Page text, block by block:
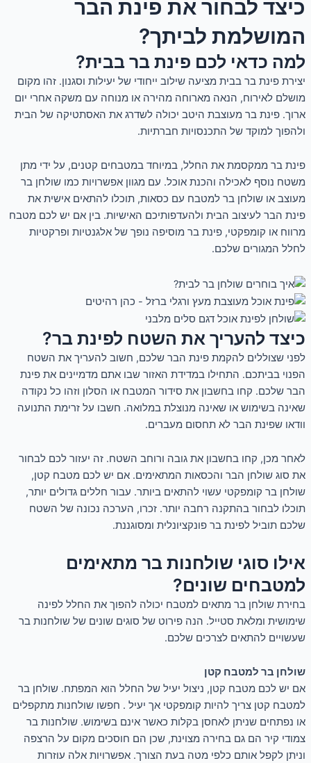
כיצד לבחור את פינת הבר
המושלמת לביתך?
למה כדאי לכם פינת בר בבית?
יצירת פינת בר בבית מציעה שילוב ייחודי של יעילות וסגנון. זהו מקום
מושלם לאירוח, הנאה מארוחה מהירה או מנוחה עם משקה אחרי יום
ארוך. פינת בר מעוצבת היטב יכולה לשדרג את האסתטיקה של הבית
ולהפוך למוקד של התכנסויות חברתיות.
פינת בר ממקסמת את החלל, במיוחד במטבחים קטנים, על ידי מתן
משטח נוסף לאכילה והכנת אוכל. עם מגוון אפשרויות כמו שולחן בר
מעוצב או שולחן בר למטבח עם כסאות, תוכלו להתאים אישית את
פינת הבר לעיצוב הבית ולהעדפותיכם האישיות. בין אם יש לכם מטבח
מרווח או קומפקטי, פינת בר מוסיפה נופך של אלגנטיות ופרקטיות
לחלל המגורים שלכם.
כיצד להעריך את השטח לפינת בר?
לפני שצוללים להקמת פינת הבר שלכם, חשוב להעריך את השטח
הפנוי בביתכם. התחילו במדידת האזור שבו אתם מדמיינים את פינת
הבר שלכם. קחו בחשבון את סידור המטבח או הסלון וזהו כל נקודה
שאינה בשימוש או שאינה מנוצלת במלואה. חשבו על זרימת התנועה
וודאו שפינת הבר לא תחסום מעברים.
לאחר מכן, קחו בחשבון את גובה ורוחב השטח. זה יעזור לכם לבחור
את סוג שולחן הבר והכסאות המתאימים. אם יש לכם מטבח קטן,
שולחן בר קומפקטי עשוי להתאים ביותר. עבור חללים גדולים יותר,
תוכלו לבחור בהתקנה רחבה יותר. זכרו, הערכה נכונה של השטח
שלכם תוביל לפינת בר פונקציונלית ומסוגננת.
אילו סוגי שולחנות בר מתאימים
למטבחים שונים?
בחירת שולחן בר מתאים למטבח יכולה להפוך את החלל לפינה
שימושית ומלאת סטייל. הנה פירוט של סוגים שונים של שולחנות בר
שעשויים להתאים לצרכים שלכם.
שולחן בר למטבח קטן
אם יש לכם מטבח קטן, ניצול יעיל של החלל הוא המפתח. שולחן בר
למטבח קטן צריך להיות קומפקטי אך יעיל . חפשו שולחנות מתקפלים
או נפתחים שניתן לאחסן בקלות כאשר אינם בשימוש. שולחנות בר
צמודי קיר הם גם בחירה מצוינת, שכן הם חוסכים מקום על הרצפה
וניתן לקפל אותם כלפי מטה בעת הצורך. אפשרויות אלה עוזרות